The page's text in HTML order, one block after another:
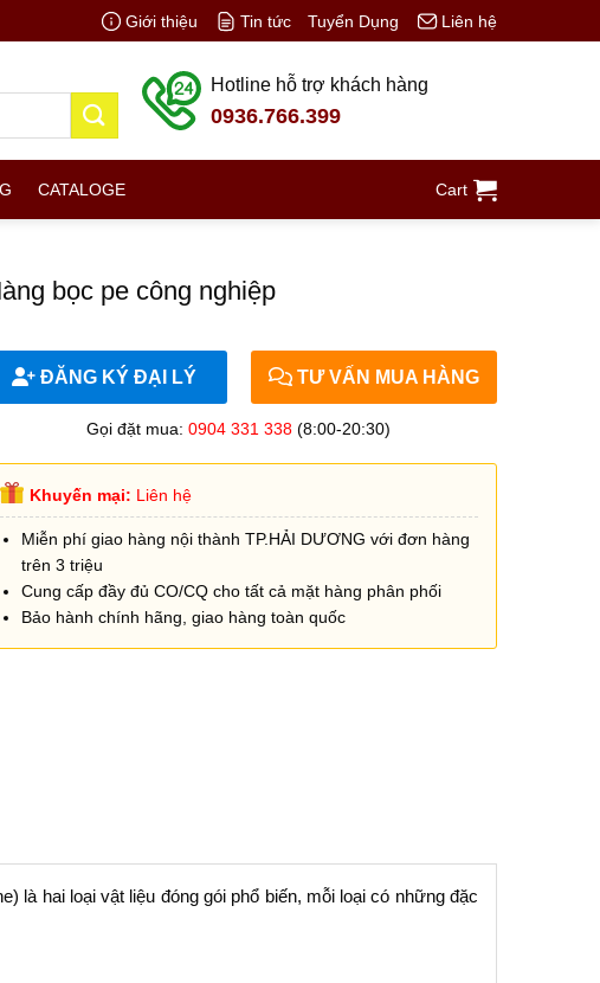
Giới thiệu Tin tức Tuyển Dụng Liên hệ
Hotline hỗ trợ khách hàng
0936.766.399
CATALOGE Cart
bọc pe công nghiệp
ĐĂNG KÝ ĐẠI LÝ TƯ VẤN MUA HÀNG
Gọi đặt mua:0904 331 338 (8:00-20:30)
Khuyến mại: Liên hệ
Miễn phí giao hàng nội thành TP.HẢI DƯƠNG với đơn hàng
trên 3 triệu
Cung cấp đầy đủ CO/CQ cho tất cả mặt hàng phân phối
Bảo hành chính hãng, giao hàng toàn quốc
là hai loại vật liệu đóng gói phổ biến, mỗi loại có những đặc